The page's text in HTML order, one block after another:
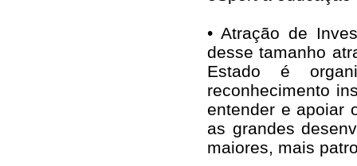
• Atração de
desse tamanho
Estado é
reconhecimento
entender e apoiar
as grandes
maiores, mais